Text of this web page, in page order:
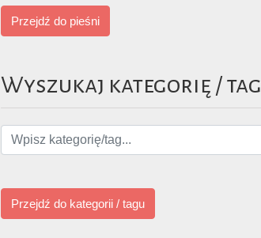
Przejdź do pieśni
Wyszukaj kategorię / tag
Przejdź do kategorii / tagu